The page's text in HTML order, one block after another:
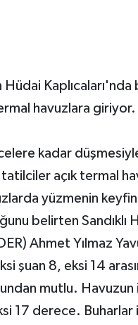
Hüdai
havuzlara giriyor.
kadar
açık termal
yüzmenin keyfini
belirten Sandıklı
Ahmet Yılmaz
şuan 8, eksi 14
mutlu.
17 derece.